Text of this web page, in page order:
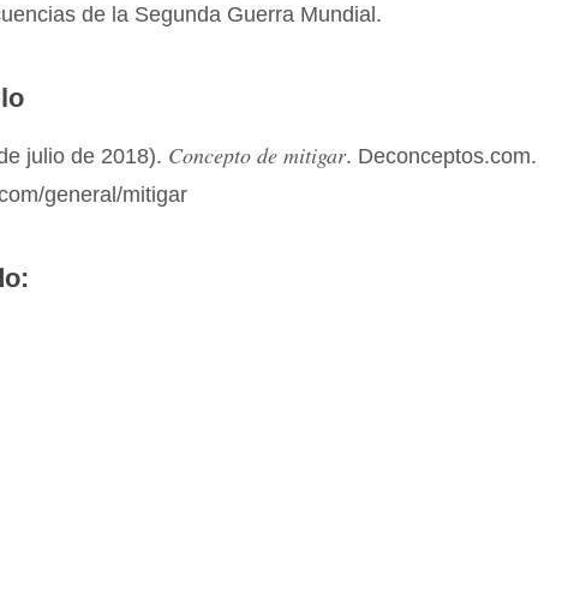
de la Segunda Guerra Mundial.
julio de 2018). Concepto de mitigar. Deconceptos.com.
general/mitigar